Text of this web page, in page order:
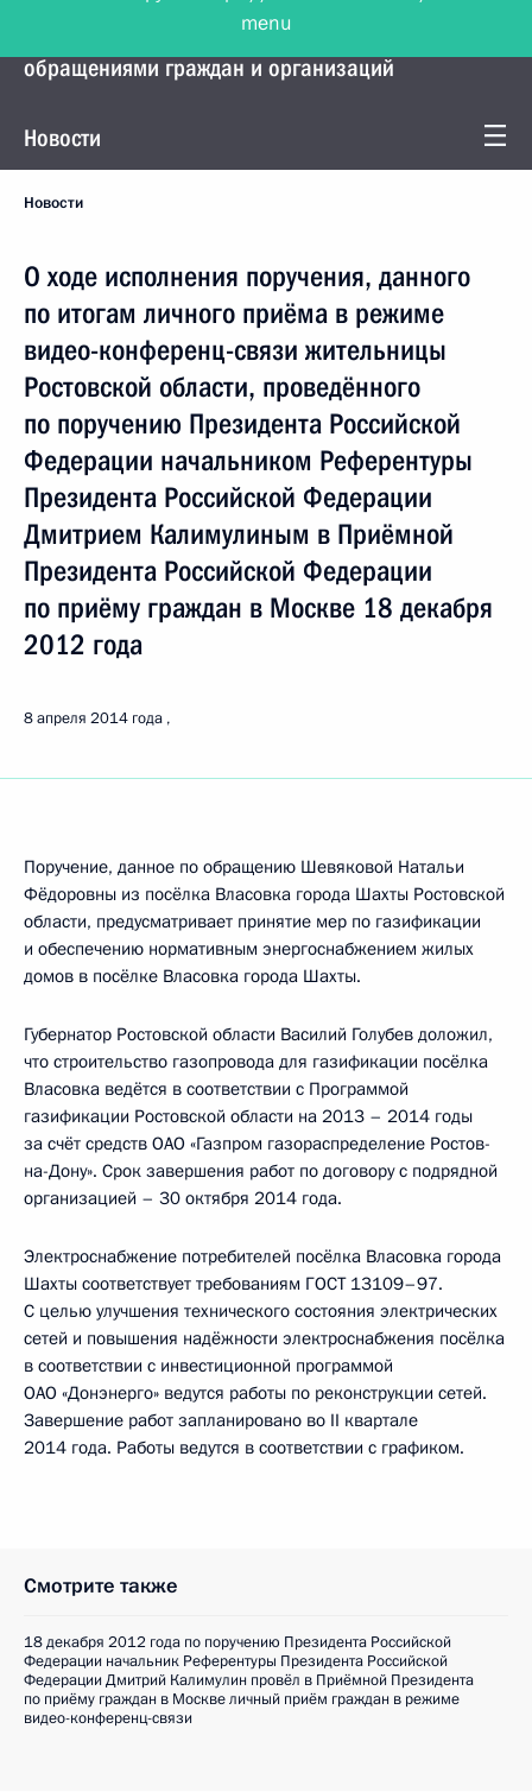
Управление Президента по работе с
обращениями граждан и организаций
Новости
Новости
О ходе исполнения поручения, данного
по итогам личного приёма в режиме
видео-конференц-связи жительницы
Ростовской области, проведённого
по поручению Президента Российской
Федерации начальником Референтуры
Президента Российской Федерации
Дмитрием Калимулиным в Приёмной
Президента Российской Федерации
по приёму граждан в Москве 18 декабря
2012 года
8 апреля 2014 года
Поручение, данное по обращению Шевяковой Натальи
Фёдоровны из посёлка Власовка города Шахты Ростовской
области, предусматривает принятие мер по газификации
и обеспечению нормативным энергоснабжением жилых
домов в посёлке Власовка города Шахты.
Губернатор Ростовской области Василий Голубев доложил,
что строительство газопровода для газификации посёлка
Власовка ведётся в соответствии с Программой
газификации Ростовской области на 2013 – 2014 годы
за счёт средств ОАО «Газпром газораспределение Ростов-
на-Дону». Срок завершения работ по договору с подрядной
организацией – 30 октября 2014 года.
Электроснабжение потребителей посёлка Власовка города
Шахты соответствует требованиям ГОСТ 13109–97.
С целью улучшения технического состояния электрических
сетей и повышения надёжности электроснабжения посёлка
в соответствии с инвестиционной программой
ОАО «Донэнерго» ведутся работы по реконструкции сетей.
Завершение работ запланировано во II квартале
2014 года. Работы ведутся в соответствии с графиком.
Смотрите также
18 декабря 2012 года по поручению Президента Российской
Федерации начальник Референтуры Президента Российской
Федерации Дмитрий Калимулин провёл в Приёмной Президента
по приёму граждан в Москве личный приём граждан в режиме
видео-конференц-связи
menu